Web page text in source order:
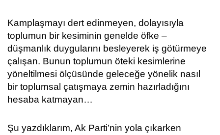
Kamplaşmayı dert edinmeyen, dolayısıyla
toplumun bir kesiminin genelde öfke –
düşmanlık duygularını besleyerek iş götürmeye
çalışan. Bunun toplumun öteki kesimlerine
yöneltilmesi ölçüsünde geleceğe yönelik nasıl
bir toplumsal çatışmaya zemin hazırladığını
hesaba katmayan…
Şu yazdıklarım, Ak Parti’nin yola çıkarken